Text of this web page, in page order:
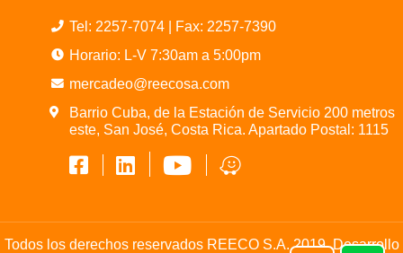
Tel: 2257-7074
| Fax: 2257-7390
Horario: L-V 7:30am a 5:00pm
mercadeo@reecosa.com
Barrio Cuba, de la Estación de Servicio 200 metros
este, San José, Costa Rica. Apartado Postal: 1115
Todos los derechos reservados REECO S.A. 2019. Desarrollo